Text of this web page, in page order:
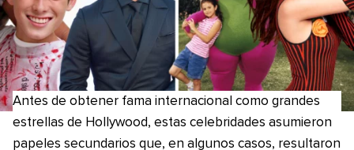
Antes de obtener fama internacional como grandes
estrellas de Hollywood, estas celebridades asumieron
papeles secundarios que, en algunos casos, resultaron